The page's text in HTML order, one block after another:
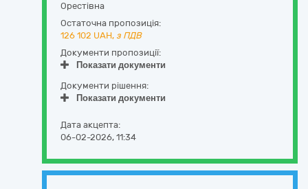
Орестівна
Остаточна пропозиція:
126 102 UAH, з ПДВ
Документи пропозиції:
Показати документи
Документи рішення:
Показати документи
Дата акцепта:
06-02-2026, 11:34